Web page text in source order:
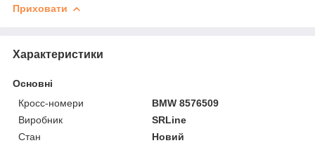
Приховати
Характеристики
Основні
Кросс-номери
BMW 8576509
Виробник
SRLine
Стан
Новий